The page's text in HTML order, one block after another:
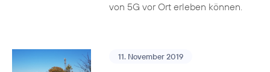
von 5G vor Ort erleben können.
11. November 2019